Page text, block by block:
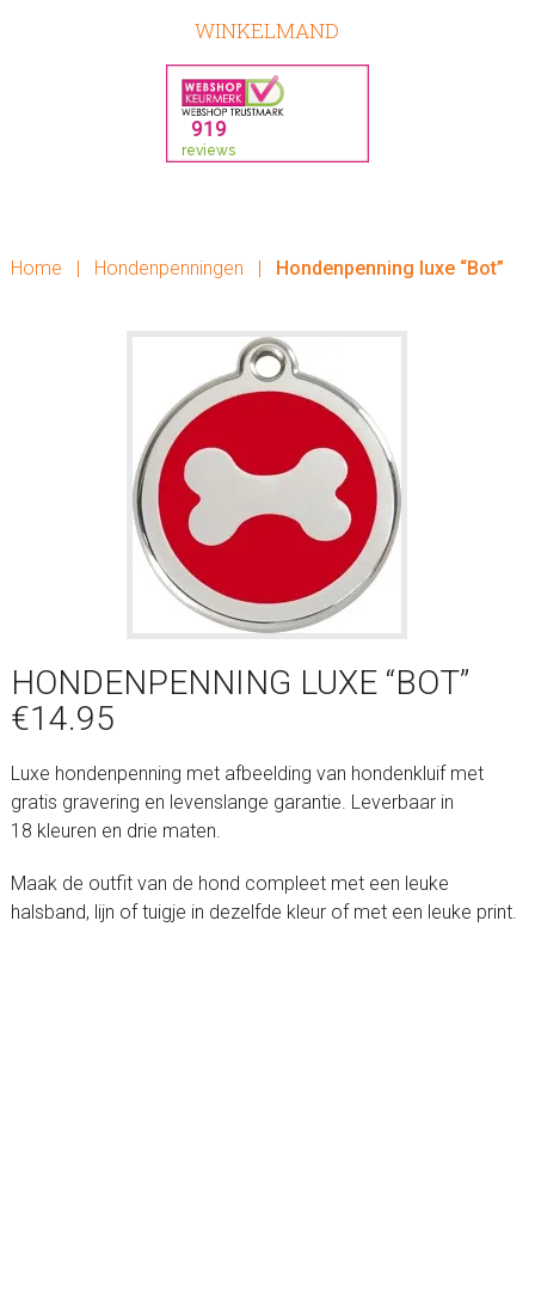
WINKELMAND
Home | Hondenpenningen | Hondenpenning luxe “Bot”
HONDENPENNING LUXE “BOT”
€14.95
Luxe hondenpenning met afbeelding van hondenkluif met
gratis gravering en levenslange garantie. Leverbaar in
18 kleuren en drie maten.
Maak de outfit van de hond compleet met een leuke
halsband, lijn of tuigje in dezelfde kleur of met een leuke print.